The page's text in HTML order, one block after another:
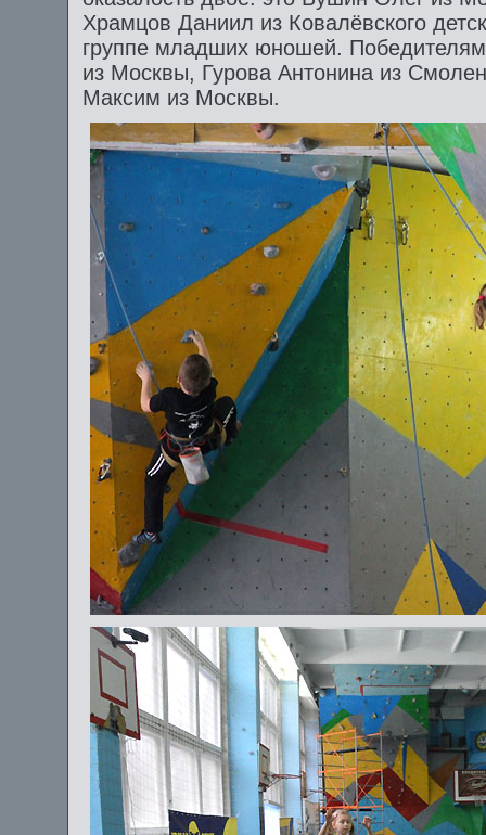
Храмцов Даниил из Ковалёвского
группе младших юношей.
из Москвы, Гурова Антонина из
Максим из Москвы.